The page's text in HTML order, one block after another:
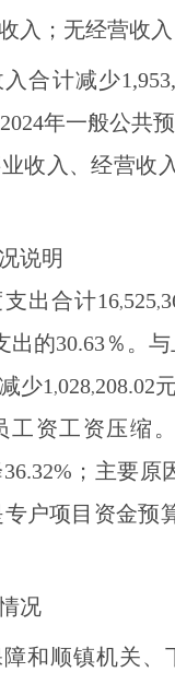
入； 无经营收
入合计减少
2024年一般公共
收入、经营收
说明
出合计16,525,
出的30.63％ 。 与
减少1 ,028,208.02
工资工资压缩
36.32% ； 主要原
专户项目资金预
况
和顺镇机关、